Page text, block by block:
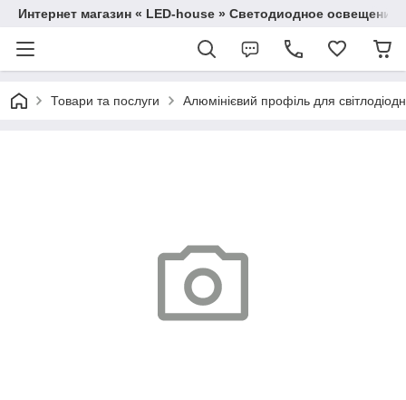
Интернет магазин « LED-house » Светодиодное освещение
Товари та послуги Алюмінієвий профіль для